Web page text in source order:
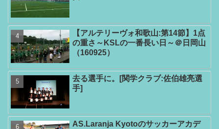
【アルテリーヴォ和歌山:第14節】1点
の重さ～KSLの一番長い日～＠日岡山
（160925）
去る選手に。[関学クラブ:佐伯雄亮選
手]
AS.Laranja Kyotoのサッカーアカデ